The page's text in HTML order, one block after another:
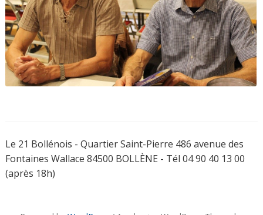
Le 21 Bollénois - Quartier Saint-Pierre 486 avenue des
Fontaines Wallace 84500 BOLLÈNE - Tél 04 90 40 13 00
(après 18h)